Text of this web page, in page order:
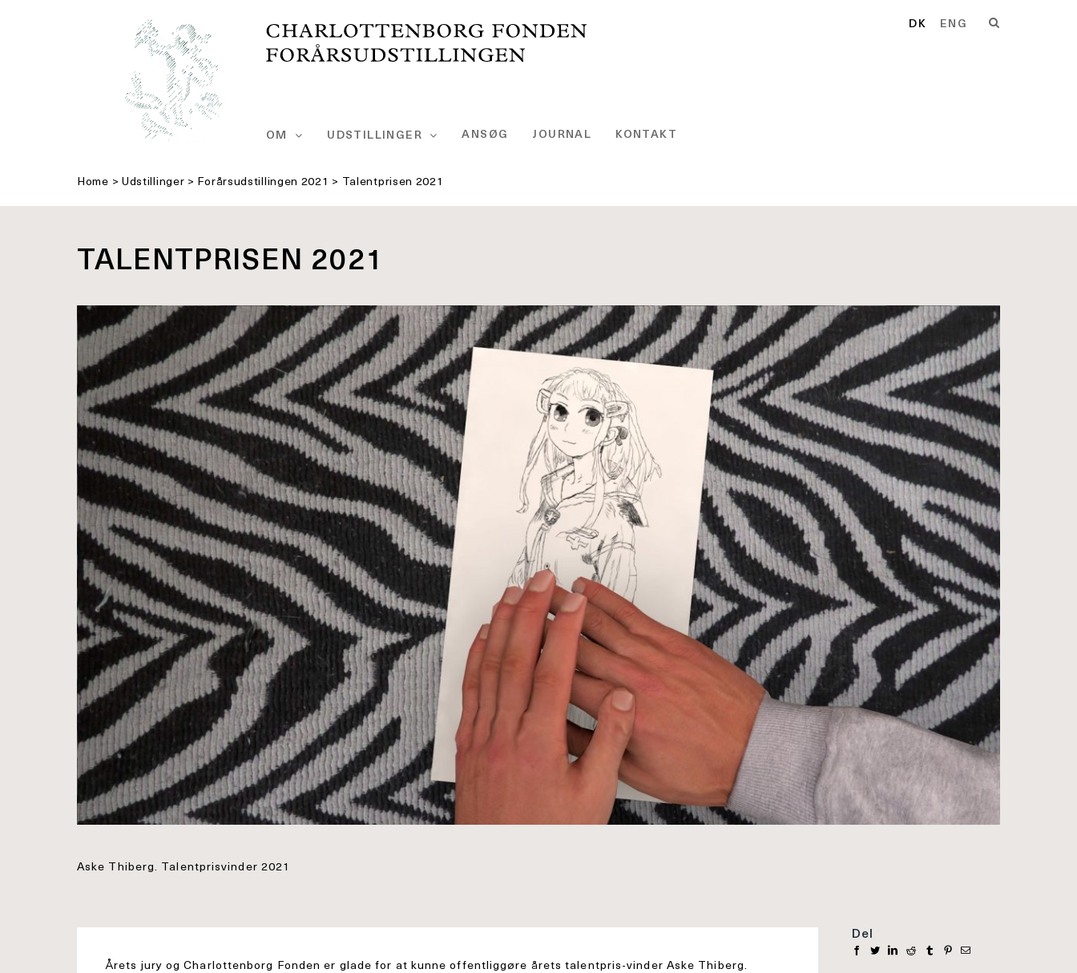
DK ENG
OM UDSTILLINGER ANSØG JOURNAL KONTAKT
Home > Udstillinger > Forårsudstillingen 2021 > Talentprisen 2021
TALENTPRISEN 2021
Aske Thiberg. Talentprisvinder 2021
Årets jury og Charlottenborg Fonden er glade for at kunne offentliggøre årets talentpris-vinder Aske Thiberg.
Del